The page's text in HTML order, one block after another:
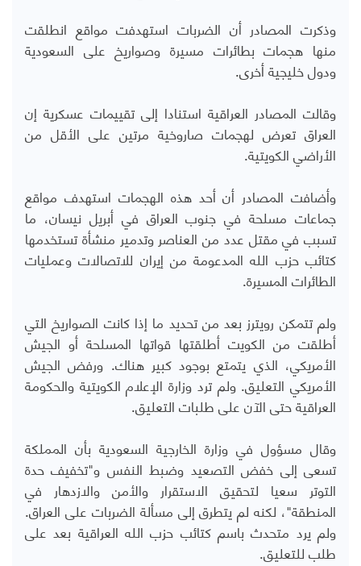
وذكرت المصادر أن الضربات استهدفت مواقع ​انطلقت
منها هجمات بطائرات مسيرة وصواريخ على السعودية
ودول خليجية أخرى.
وقالت المصادر العراقية استنادا إلى تقييمات عسكرية إن
العراق تعرض لهجمات صاروخية مرتين على الأقل من
الأراضيالكويتية.
وأضافت المصادر أن أحد هذه الهجمات استهدف مواقع
جماعات مسلحة في جنوب العراق في أبريل نيسان، ما
تسبب فيمقتل عدد من العناصر وتدمير منشأة​تستخدمها
كتائب حزب الله المدعومة من إيران للاتصالات وعمليات
الطائراتالمسيرة.
ولم تتمكن رويترز بعد من تحديد ما إذا كانت الصواريخ التي
أطلقت من الكويت أطلقتها قواتها المسلحة أو الجيش
الأمريكي، الذي يتمتع ​بوجود كبير هناك. ورفض الجيش
الأمريكي التعليق. ولم ترد وزارة الإعلام الكويتية والحكومة
العراقية حتى الآن على طلبات التعليق.
وقال مسؤول في وزارة الخارجية السعودية بأن المملكة
تسعى إلى خفض التصعيد وضبط النفس و"تخفيف حدة
التوتر سعيا لتحقيق الاستقرار والأمن والازدهار في
المنطقة"، لكنه لم يتطرق إلى مسألة الضربات على العراق.
ولم يرد متحدث باسم كتائب حزب الله العراقية بعد على
طلب للتعليق.